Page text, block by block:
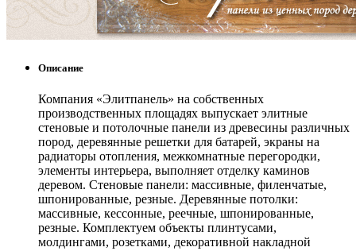
Описание
Компания «Элитпанель» на собственных
производственных площадях выпускает элитные
стеновые и потолочные панели из древесины различных
пород, деревянные решетки для батарей, экраны на
радиаторы отопления, межкомнатные перегородки,
элементы интерьера, выполняет отделку каминов
деревом. Стеновые панели: массивные, филенчатые,
шпонированные, резные. Деревянные потолки:
массивные, кессонные, реечные, шпонированные,
резные. Комплектуем объекты плинтусами,
молдингами, розетками, декоративной накладной